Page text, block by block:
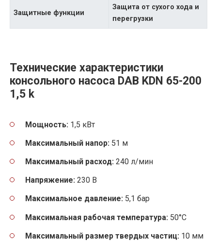
Защитные функции
Защита от сухого хода и
перегрузки
Технические характеристики
консольного насоса DAB KDN 65-200
1,5 k
Мощность: 1,5 кВт
Максимальный напор: 51 м
Максимальный расход: 240 л/мин
Напряжение: 230 В
Максимальное давление: 5,1 бар
Максимальная рабочая температура: 50°C
Максимальный размер твердых частиц: 10 мм